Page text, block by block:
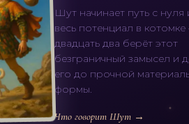
Шут начинает путь с нуля
весь потенциал в
двадцать два берёт этот
безграничный замысел и
его до прочной
формы.
Что говорит Шут →